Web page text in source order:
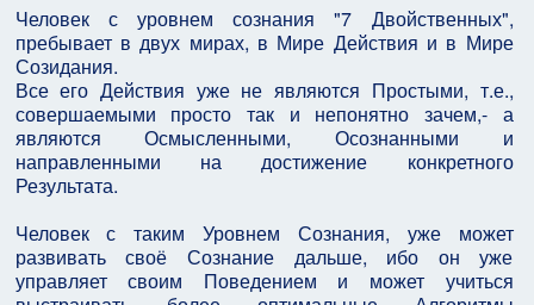
Человек с уровнем сознания "7 Двойственных",
пребывает в двух мирах, в Мире Действия и в Мире
Созидания.
Все его Действия уже не являются Простыми, т.е.,
совершаемыми просто так и непонятно зачем,- а
являются Осмысленными, Осознанными и
направленными на достижение конкретного
Результата.
Человек с таким Уровнем Сознания, уже может
развивать своё Сознание дальше, ибо он уже
управляет своим Поведением и может учиться